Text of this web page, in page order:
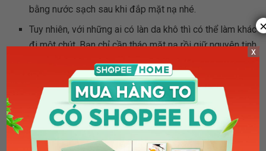
bằng nước sạch sau khi đắp mặt nạ nhé.
Tuy nhiên, với những ai có làn da khô thì có thể làm khác
đi một chút. Bạn chỉ cần tháo mặt nạ rồi giữ nguyên tinh
chất nhau thai qua đêm. Như vậy giúp các dưỡng chất
thấm sâu vào da. Sáng hôm sau mới rửa lại mặt bằng
nước sạch.
Vì vậy, đối với câu hỏi “đắp mặt nạ nhau thai cừu
xong có cần rửa mặt không
”, Shopee khuyên bạn là
“Có” nhé! Tuy nhiên, bạn nên cân nhắc thời gian rửa lại
x